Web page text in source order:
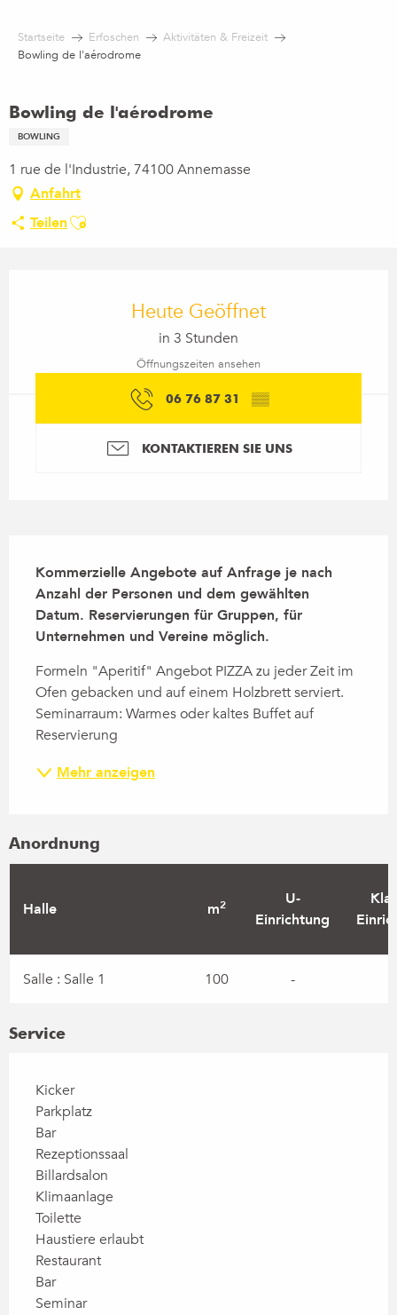
contenu
Startseite Erfoschen
Aktivitäten & Freizeit
Bowling de l'aérodrome
Bowling de l'aérodrome
BOWLING
1 rue de l'Industrie, 74100 Annemasse
Anfahrt
TeilenAjouter aux favoris
Heute Geöffnet
in 3 Stunden
Öffnungszeiten ansehen
06 76 87 31 ▒▒
KONTAKTIEREN SIE UNS
Kommerzielle Angebote auf Anfrage je nach
Anzahl der Personen und dem gewählten
Datum. Reservierungen für Gruppen, für
Unternehmen und Vereine möglich.
Formeln "Aperitif" Angebot PIZZA zu jeder Zeit im
Ofen gebacken und auf einem Holzbrett serviert.
Seminarraum: Warmes oder kaltes Buffet auf
Reservierung
Mehr anzeigen
Anordnung
Halle m2
U-
Einrichtung
Salle : Salle 1 100 -
Service
Kicker
Parkplatz
Bar
Rezeptionssaal
Billardsalon
Klimaanlage
Toilette
Haustiere erlaubt
Restaurant
Bar
Seminar